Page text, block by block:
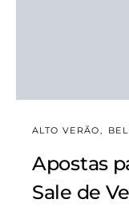
ALTO VERÃO
Apostas
Sale de